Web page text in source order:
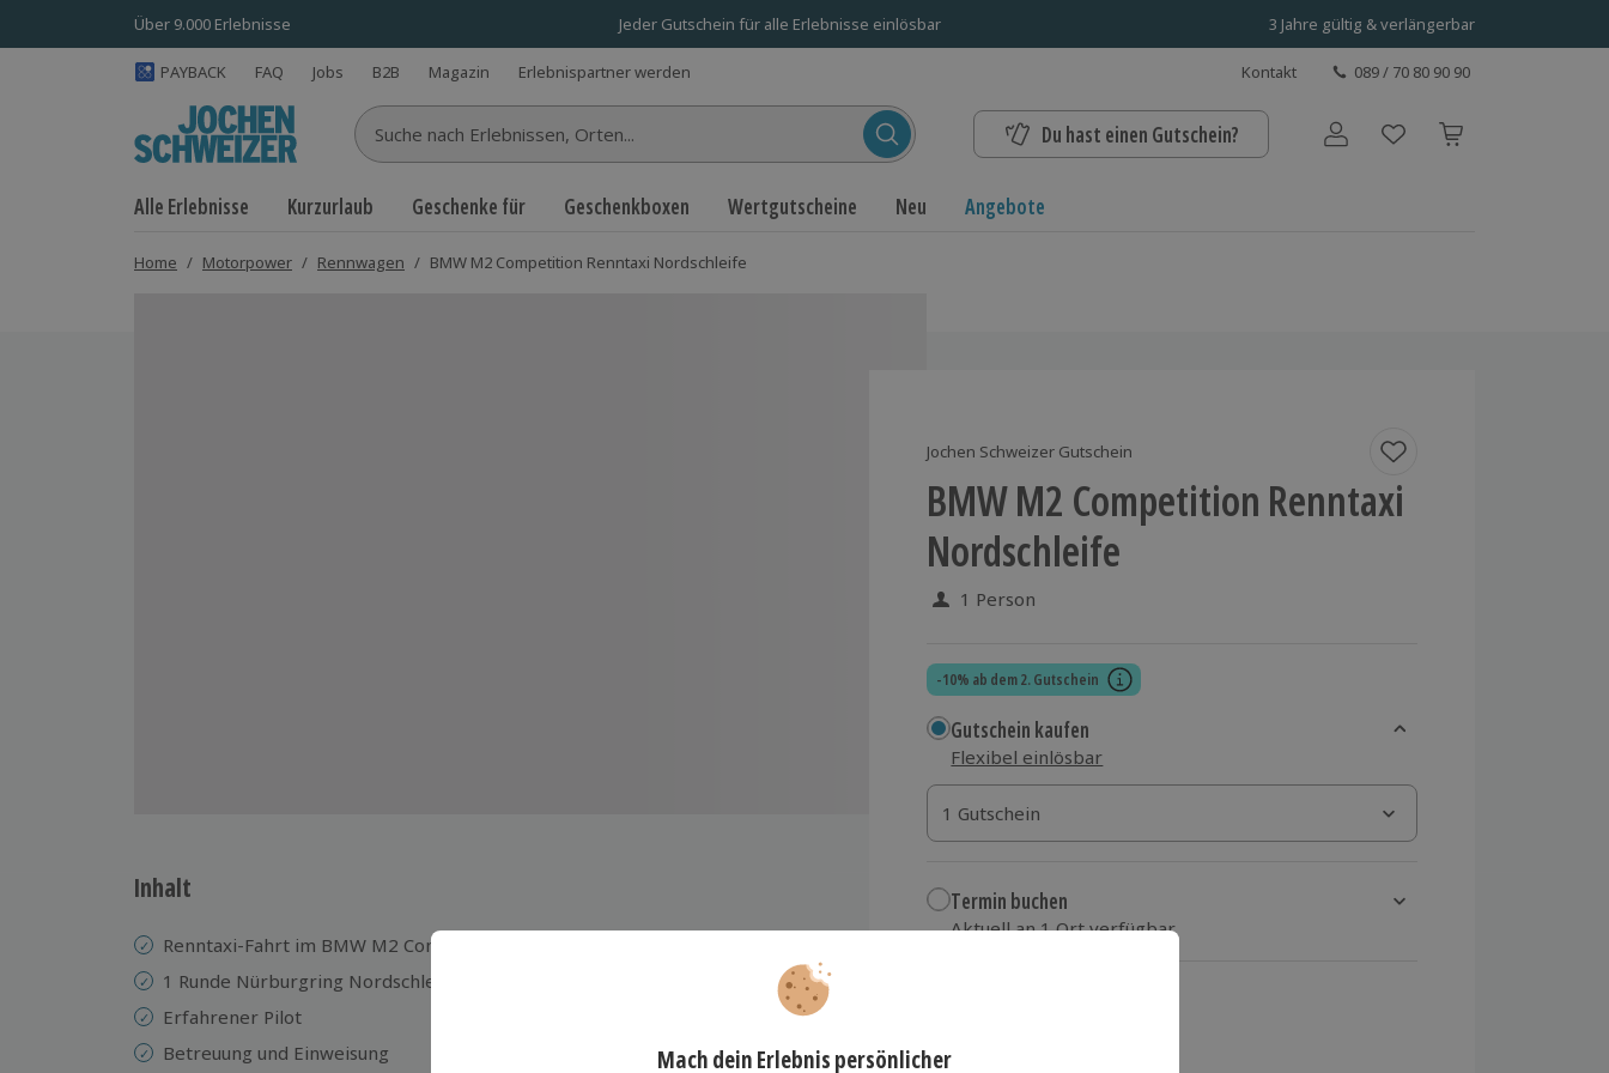
Über 9.000 Erlebnisse Jeder Gutschein für alle Erlebnisse einlösbar 3 Jahre gültig & verlängerbar
PAYBACK FAQ Jobs B2B Magazin Erlebnispartner werden Kontakt 089 / 70 80 90 90
Suche nach Erlebnissen... Du hast einen Gutschein? Benutzerkonto
Alle Erlebnisse Kurzurlaub Geschenke für Geschenkboxen Wertgutscheine Neu Angebote
Home / Motorpower / Rennwagen / BMW M2 Competition Renntaxi Nordschleife
Jochen Schweizer Gutschein
BMW M2 Competition Renntaxi
Nordschleife
1 Person
-10% ab dem 2. Gutschein
Gutschein kaufen
Flexibel einlösbar
1 Gutschein
1 Gutschein
1 Gutschein
Termin buchen
Aktuell an 1 Ort verfügbar
zzgl. Versand
Inhalt
Renntaxi-Fahrt im BMW M2 Competition
1 Runde Nürburgring Nordschleife
Erfahrener Pilot
Betreuung und Einweisung